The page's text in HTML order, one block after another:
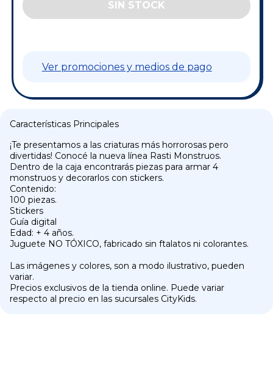
Ver promociones y medios de pago
Características Principales
¡Te presentamos a las criaturas más horrorosas pero
divertidas! Conocé la nueva línea Rasti Monstruos.
Dentro de la caja encontrarás piezas para armar 4
monstruos y decorarlos con stickers.
Contenido:
100 piezas.
Stickers
Guía digital
Edad: + 4 años.
Juguete NO TÓXICO, fabricado sin ftalatos ni colorantes.
Las imágenes y colores, son a modo ilustrativo, pueden
variar.
Precios exclusivos de la tienda online. Puede variar
respecto al precio en las sucursales CityKids.